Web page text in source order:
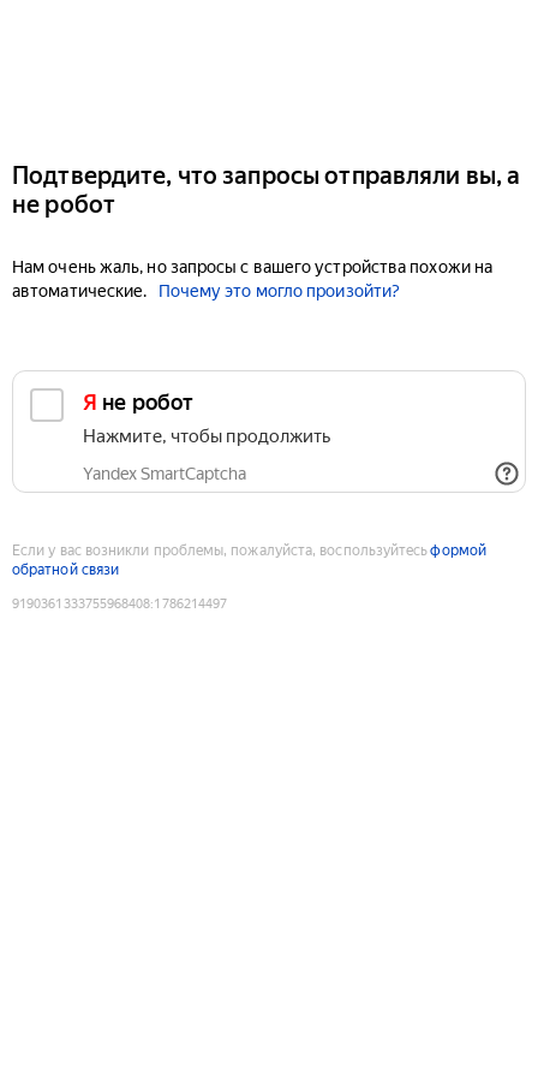
Подтвердите, что запросы отправляли вы, а
не робот
Нам очень жаль, но запросы с вашего устройства похожи на
автоматические.
Почему это могло произойти?
Я не робот
Нажмите, чтобы продолжить
Yandex SmartCaptcha
Если у вас возникли проблемы, пожалуйста, воспользуйтесьформой
обратной связи
9190361333755968408:1786214497